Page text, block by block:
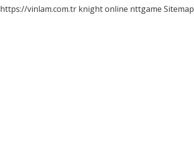
https://vinlam.com.tr knight online nttgame Sitemap